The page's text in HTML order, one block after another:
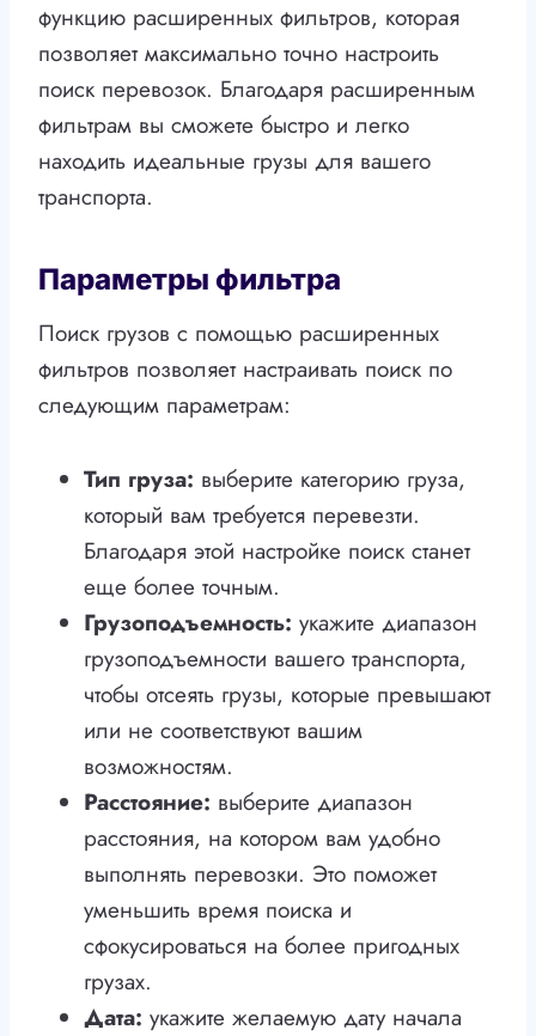
функцию расширенных фильтров, которая
позволяет максимально точно настроить
поиск перевозок. Благодаря расширенным
фильтрам вы сможете быстро и легко
находить идеальные грузы для вашего
транспорта.
Параметры фильтра
Поиск грузов с помощью расширенных
фильтров позволяет настраивать поиск по
следующим параметрам:
Тип груза: выберите категорию груза,
который вам требуется перевезти.
Благодаря этой настройке поиск станет
еще более точным.
Грузоподъемность: укажите диапазон
грузоподъемности вашего транспорта,
чтобы отсеять грузы, которые превышают
или не соответствуют вашим
возможностям.
Расстояние: выберите диапазон
расстояния, на котором вам удобно
выполнять перевозки. Это поможет
уменьшить время поиска и
сфокусироваться на более пригодных
грузах.
Дата: укажите желаемую дату начала